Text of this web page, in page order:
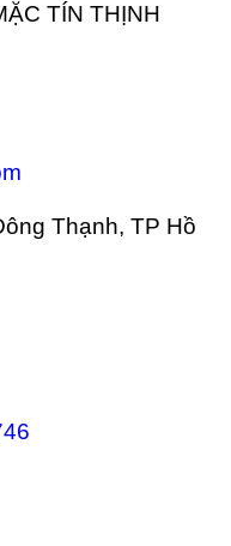
TÍN THỊNH
Thạnh, TP Hồ